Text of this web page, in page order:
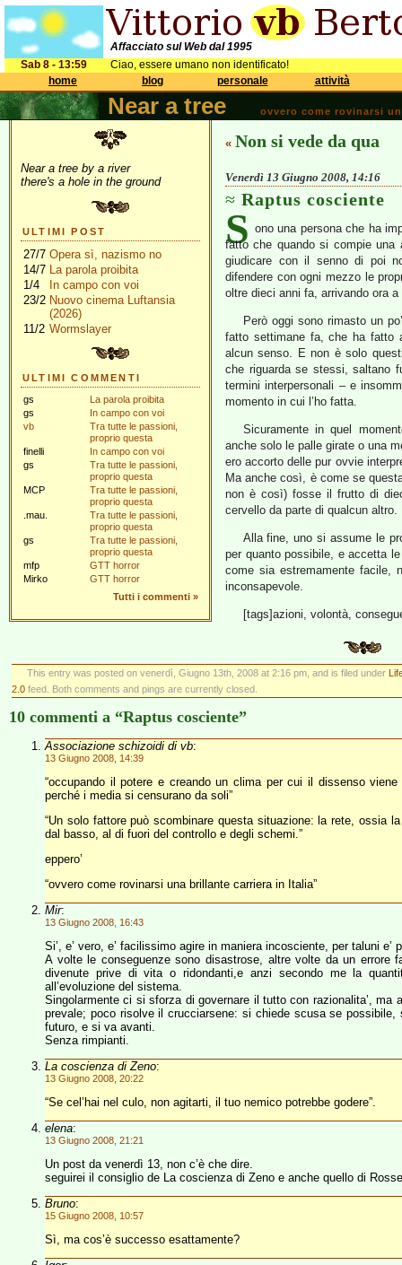
Affacciato sul Web dal 1995
Sab 8 - 13:59
Ciao, essere umano non identificato!
home
blog personale attività
Near a tree ovvero come rovinarsi
Near a tree by a river
there's a hole in the ground
ULTIMI POST
27/7 Opera sì, nazismo no
14/7 La parola proibita
1/4
In campo con voi
23/2 Nuovo cinema Luftansia
(2026)
11/2 Wormslayer
ULTIMI COMMENTI
gs
La parola proibita
gs
In campo con voi
vb
Tra tutte le passioni,
proprio questa
finelli
In campo con voi
gs
Tra tutte le passioni,
proprio questa
MCP
Tra tutte le passioni,
proprio questa
.mau.
Tra tutte le passioni,
proprio questa
gs
Tra tutte le passioni,
proprio questa
mfp
GTT horror
Mirko
GTT horror
Tutti i commenti »
« Non si vede da qua
Venerdì 13 Giugno 2008, 14:16
Raptus cosciente
S ono una persona che ha
fatto che quando si compie una
giudicare con il senno di poi
difendere con ogni mezzo le
oltre dieci anni fa, arrivando ora
Però oggi sono rimasto un
fatto settimane fa, che ha fatto
alcun senso. E non è solo
che riguarda se stessi, saltano
termini interpersonali – e
momento in cui l’ho fatta.
Sicuramente in quel
anche solo le palle girate o una
ero accorto delle pur ovvie
Ma anche così, è come se
non è così) fosse il frutto di
cervello da parte di qualcun altro.
Alla fine, uno si assume le
per quanto possibile, e accetta
come sia estremamente facile,
inconsapevole.
[tags]azioni, volontà,
This entry was posted on venerdì, Giugno 13th, 2008 at 2:16 pm, and is filed under
2.0 feed. Both comments and pings are currently closed.
10 commenti a “Raptus cosciente”
Associazione schizoidi di vb:
13 Giugno 2008, 14:39
“occupando il potere e creando un clima per cui il dissenso
perché i media si censurano da soli”
“Un solo fattore può scombinare questa situazione: la rete, ossia
dal basso, al di fuori del controllo e degli schemi.”
eppero’
“ovvero come rovinarsi una brillante carriera in Italia”
Mir:
13 Giugno 2008, 16:43
Si’, e’ vero, e’ facilissimo agire in maniera incosciente, per taluni e’
A volte le conseguenze sono disastrose, altre volte da un errore
divenute prive di vita o ridondanti,e anzi secondo me la
all’evoluzione del sistema.
Singolarmente ci si sforza di governare il tutto con razionalita’,
prevale; poco risolve il crucciarsene: si chiede scusa se
futuro, e si va avanti.
Senza rimpianti.
La coscienza di Zeno:
13 Giugno 2008, 20:22
“Se cel’hai nel culo, non agitarti, il tuo nemico potrebbe godere”.
elena:
13 Giugno 2008, 21:21
Un post da venerdì 13, non c’è che dire.
seguirei il consiglio de La coscienza di Zeno e anche quello di
Bruno:
15 Giugno 2008, 10:57
Sì, ma cos’è successo esattamente?